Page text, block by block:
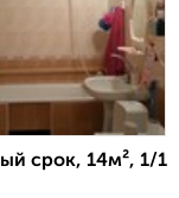
срок, 14м², 1/1